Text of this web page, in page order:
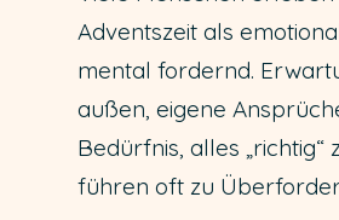
Adventszeit als
mental fordernd.
außen, eigene
Bedürfnis, alles „richtig“
führen oft zu